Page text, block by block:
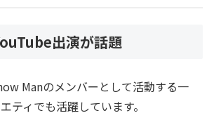
出演が話題
Manのメンバーとして活動する一
ティでも活躍しています。